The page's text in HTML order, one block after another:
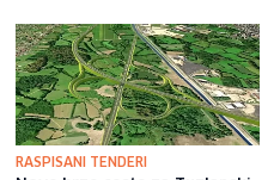
RASPISANI TENDERI